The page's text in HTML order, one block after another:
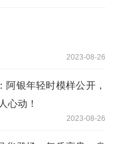
2023-08-26
阿银年轻时模样公开，
心动！
2023-08-26